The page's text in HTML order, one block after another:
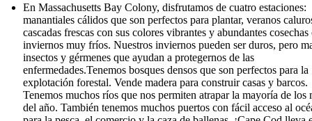
En Massachusetts Bay Colony, disfrutamos de cuatro estaciones:
manantiales cálidos que son perfectos para plantar, veranos
cascadas frescas con sus colores vibrantes y abundantes cosechas
inviernos muy fríos. Nuestros inviernos pueden ser duros, pero
insectos y gérmenes que ayudan a protegernos de las
enfermedades.Tenemos bosques densos que son perfectos para la
explotación forestal. Vende madera para construir casas y barcos.
Tenemos muchos ríos que nos permiten atrapar la mayoría de los
del año. También tenemos muchos puertos con fácil acceso al